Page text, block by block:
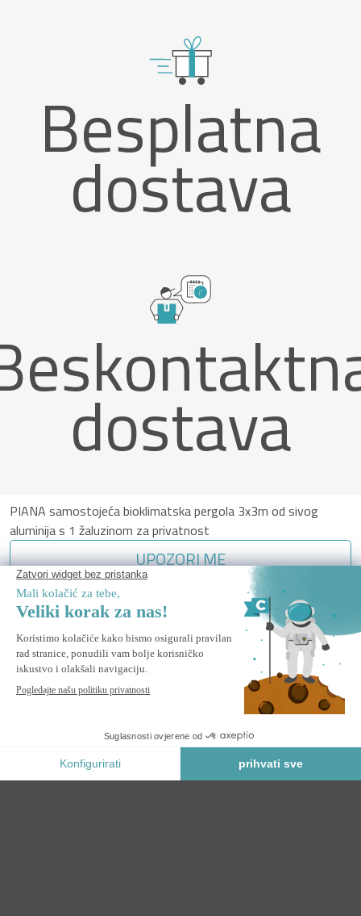
Besplatna
dostava
dostava
PIANA samostojeća bioklimatska pergola 3x3m od sivog
aluminija s 1 žaluzinom za privatnost
UPOZORI ME
Obavijesti me kada ovaj proizvod ponovo bude na zalihi.
Sigurno Plaćanje